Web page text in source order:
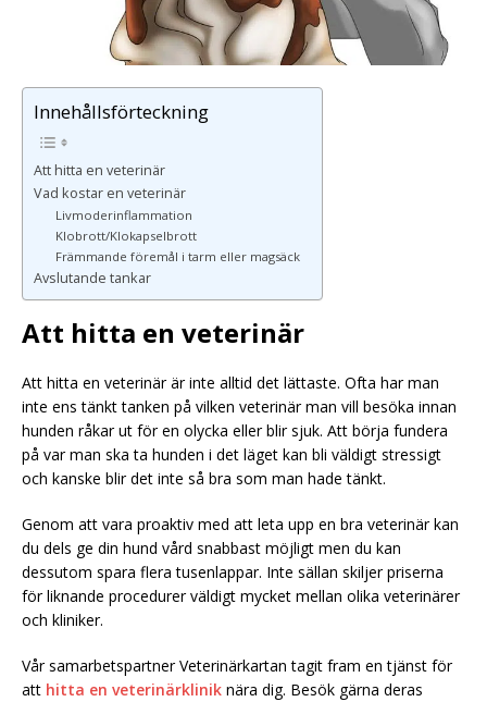
Innehållsförteckning
Att hitta en veterinär
Vad kostar en veterinär
Livmoderinflammation
Klobrott/Klokapselbrott
Främmande föremål i tarm eller magsäck
Avslutande tankar
Att hitta en veterinär
Att hitta en veterinär är inte alltid det lättaste. Ofta har man
inte ens tänkt tanken på vilken veterinär man vill besöka innan
hunden råkar ut för en olycka eller blir sjuk. Att börja fundera
på var man ska ta hunden i det läget kan bli väldigt stressigt
och kanske blir det inte så bra som man hade tänkt.
Genom att vara proaktiv med att leta upp en bra veterinär kan
du dels ge din hund vård snabbast möjligt men du kan
dessutom spara flera tusenlappar. Inte sällan skiljer priserna
för liknande procedurer väldigt mycket mellan olika veterinärer
och kliniker.
Vår samarbetspartner Veterinärkartan tagit fram en tjänst för
att hitta en veterinärklinik nära dig. Besök gärna deras